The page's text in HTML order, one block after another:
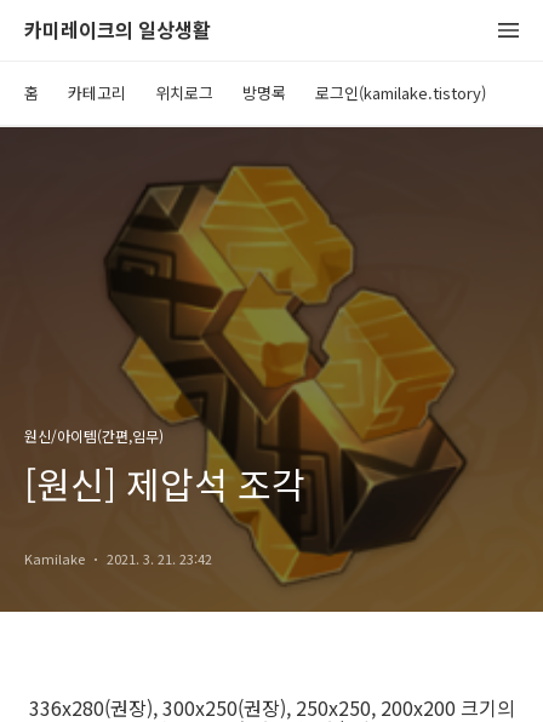
카미레이크의 일상생활
홈 카테고리 위치로그 방명록 로그인(kamilake.tistory)
원신/아이템(간편,임무)
[원신] 제압석 조각
Kamilake 2021. 3. 21. 23:42
336x280(권장), 300x250(권장), 250x250, 200x200 크기의